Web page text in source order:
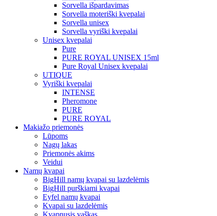
Sorvella išpardavimas
Sorvella moteriški kvepalai
Sorvella unisex
Sorvella vyriški kvepalai
Unisex kvepalai
Pure
PURE ROYAL UNISEX 15ml
Pure Royal Unisex kvepalai
UTIQUE
Vyriški kvepalai
INTENSE
Pheromone
PURE
PURE ROYAL
Makiažo priemonės
Lūpoms
Nagų lakas
Priemonės akims
Veidui
Namų kvapai
BigHill namų kvapai su lazdelėmis
BigHill purškiami kvapai
Eyfel namų kvapai
Kvapai su lazdelėmis
Kvapnusis vaškas